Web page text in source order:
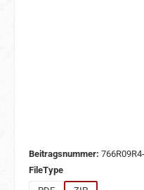
Beitragsnummer:
FileTypeauswählen